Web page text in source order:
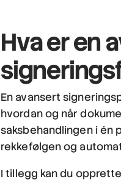
Hva er en
En avansert
hvordan og når
saksbehandlingen i én
rekkefølgen og
I tillegg kan du